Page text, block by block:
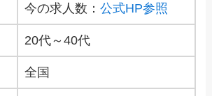
今の求人数：公式HP参照
20代～40代
全国